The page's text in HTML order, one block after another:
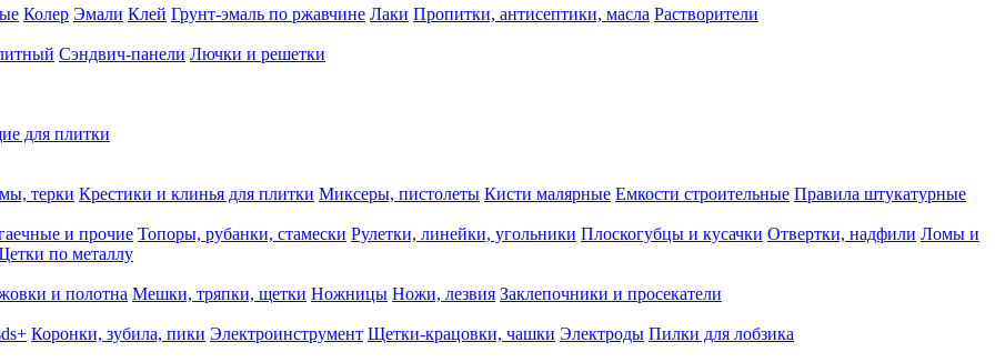
Колер Эмали Клей Грунт-эмаль по ржавчине Лаки Пропитки, антисептики, масла Растворители
Сэндвич-панели Лючки и решетки
для плитки
терки Крестики и клинья для плитки Миксеры, пистолеты Кисти малярные Емкости строительные Правила штукатурные
и прочие Топоры, рубанки, стамески Рулетки, линейки, угольники Плоскогубцы и кусачки Отвертки, надфили Ломы и
по металлу
и полотна Мешки, тряпки, щетки Ножницы Ножи, лезвия Заклепочники и просекатели
Коронки, зубила, пики Электроинструмент Щетки-крацовки, чашки Электроды Пилки для лобзика